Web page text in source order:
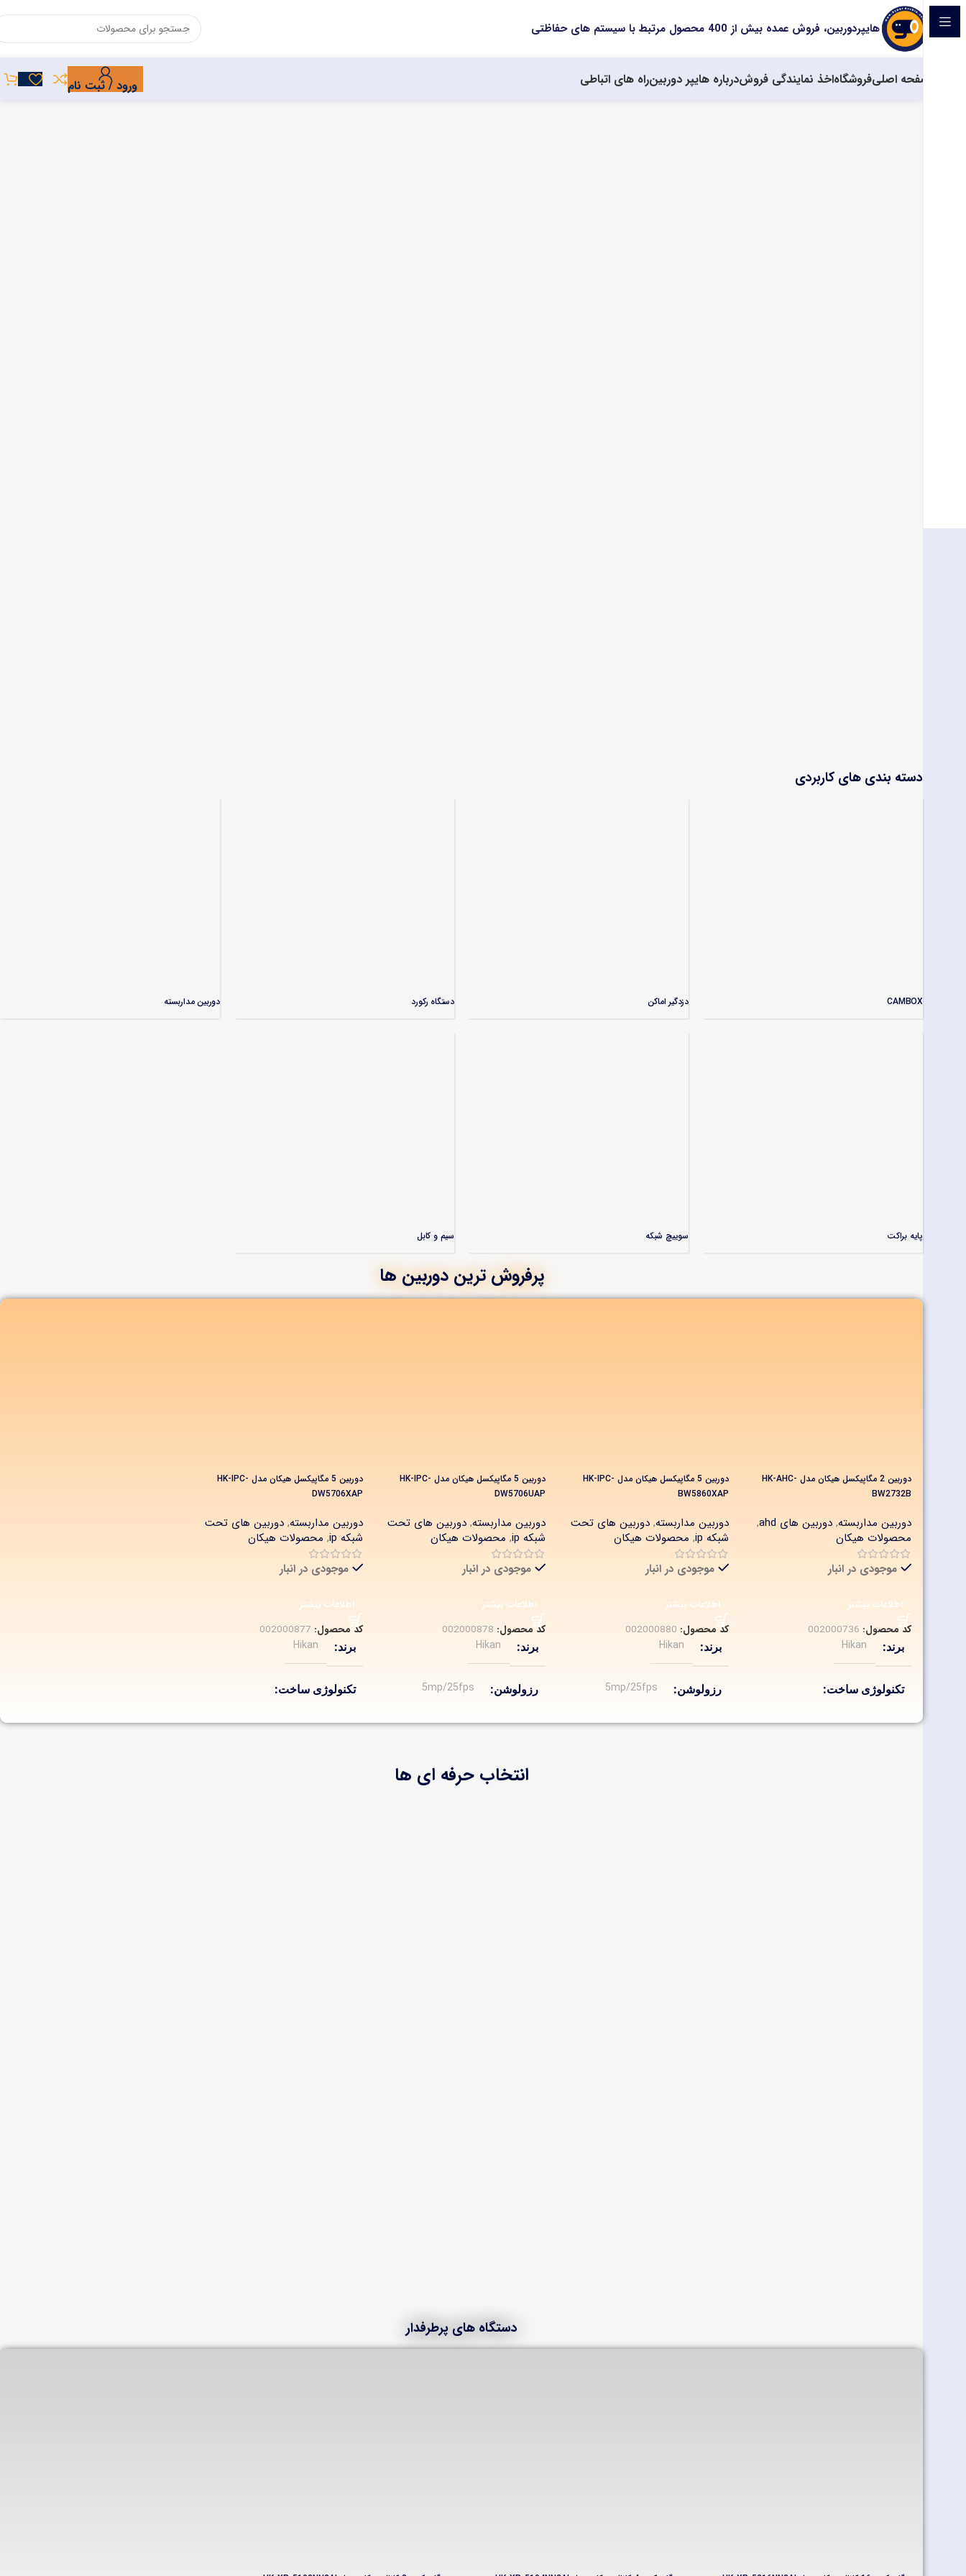
هایپردوربین، فروش عمده بیش از 400 محصول مرتبط با سیستم های حفاظتی
صفحه اصلیفروشگاهاخذ نمایندگی فروشدرباره هایپر دوربینراه های اتباطی ورود / ثبت نام
دسته بندی های کاربردی
CAMBOX دزدگیر اماکن دستگاه رکورد دوربین مداربسته
پایه براکت سوییچ شبکه سیم و کابل
پرفروش ترین دوربین ها
دوربین 2 مگاپیکسل هیکان مدل HK-AHC-
BW2732B
دوربین مداربسته, دوربین های ahd
,
محصولات هیکان
موجودی در انبار
اطلاعات بیشتر
کد محصول: 002000736
برند Hikan
تکنولوژی ساخت
دیجیتال AHD
دوربین 5 مگاپیکسل هیکان مدل HK-IPC-
BW5860XAP
دوربین مداربسته,دوربین های تحت
شبکه ip
, محصولات هیکان
موجودی در انبار
اطلاعات بیشتر
کد محصول: 002000880
برند Hikan
رزولوشن 5mp/25fps
دوربین 5 مگاپیکسل هیکان مدل HK-IPC-
DW5706UAP
دوربین مداربسته, دوربین های تحت
شبکه ip
, محصولات هیکان
موجودی در انبار
اطلاعات بیشتر
کد محصول: 002000878
برند Hikan
رزولوشن 5mp/25fps
تحت شبکه IP
دوربین 5 مگاپیکسل هیکان مدل HK-IPC-
DW5706XAP
دوربین مداربسته,دوربین های تحت
شبکه ip
, محصولات هیکان
موجودی در انبار
اطلاعات بیشتر
کد محصول: 002000877
برند Hikan
تکنولوژی ساخت
تحت شبکه IP
انتخاب حرفه ای ها
دستگاه های پرطرفدار